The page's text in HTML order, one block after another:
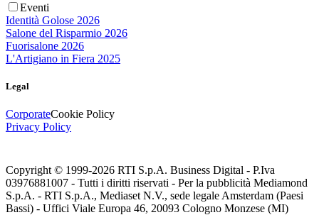
Eventi
Identità Golose 2026
Salone del Risparmio 2026
Fuorisalone 2026
L'Artigiano in Fiera 2025
Legal
CorporateCookie Policy
Privacy Policy
Copyright © 1999-2026 RTI S.p.A. Business Digital - P.Iva
03976881007 - Tutti i diritti riservati - Per la pubblicità Mediamond
S.p.A. - RTI S.p.A., Mediaset N.V., sede legale Amsterdam (Paesi
Bassi) - Uffici Viale Europa 46, 20093 Cologno Monzese (MI)